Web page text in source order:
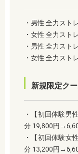
・男性 全力スト
・女性 全力スト
・男性 全力スト
・女性 全力スト
新規限定ク
・【初回体験男
分 19,800円
・【初回体験女
分 13,200円